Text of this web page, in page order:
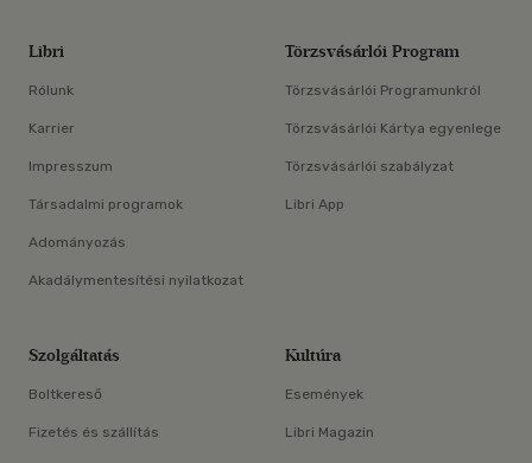
Libri
Rólunk
Karrier
Impresszum
Társadalmi programok
Adományozás
Akadálymentesítési nyilatkozat
Törzsvásárlói Program
Törzsvásárlói Programunkról
Törzsvásárlói Kártya egyenlege
Törzsvásárlói szabályzat
Libri App
Szolgáltatás
Boltkereső
Fizetés és szállítás
Kultúra
Események
Libri Magazin